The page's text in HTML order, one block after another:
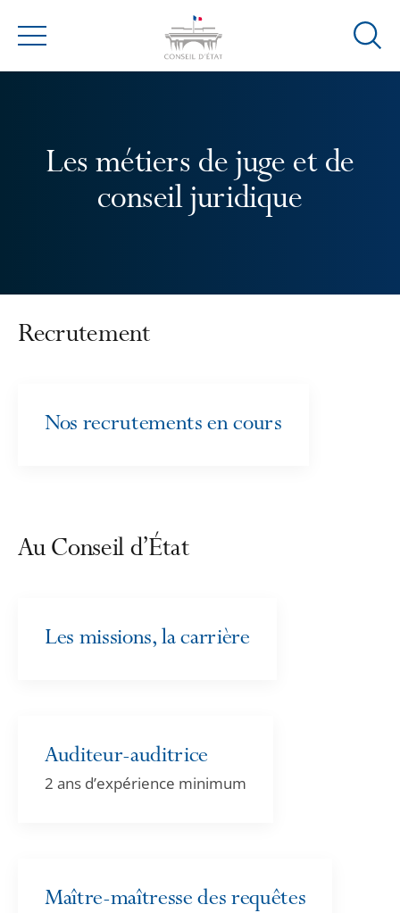
Menu
Ouvrir
Les métiers de juge et de
conseil juridique
Recrutement
Nos recrutements en cours
Au Conseil d’État
Les missions, la carrière
Auditeur-auditrice
2 ans d’expérience minimum
Maître-maîtresse des requêtes